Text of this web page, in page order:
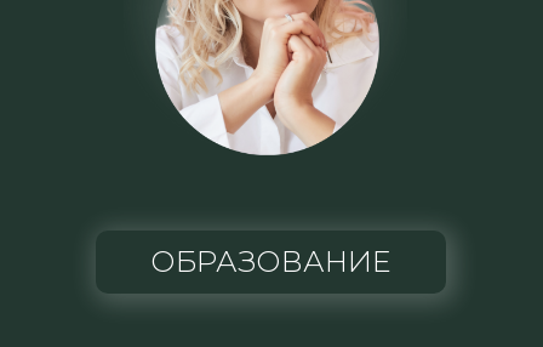
ОБРАЗОВАНИЕ